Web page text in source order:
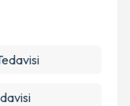
belirtilen